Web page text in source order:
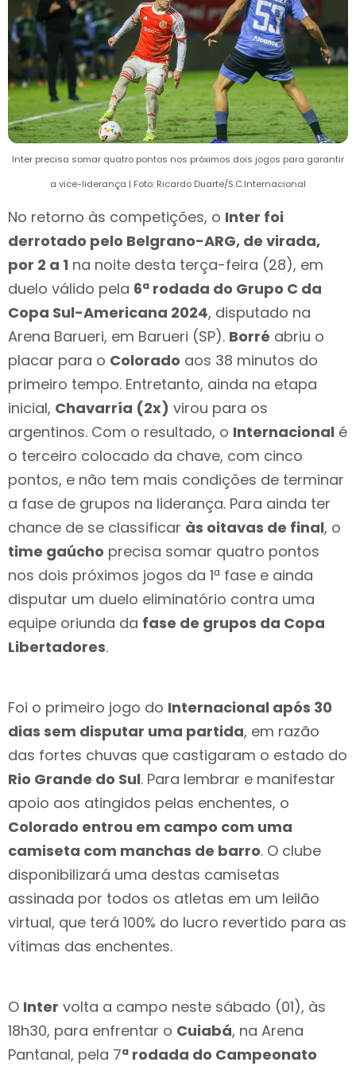
Inter precisa somar quatro pontos nos próximos dois jogos para garantir
a vice-liderança | Foto: Ricardo Duarte/S.C.Internacional
No retorno às competições, o Inter foi
derrotado pelo Belgrano-ARG, de virada,
por 2 a 1 na noite desta terça-feira (28), em
duelo válido pela 6ª rodada do Grupo C da
Copa Sul-Americana 2024, disputado na
Arena Barueri, em Barueri (SP). Borré abriu o
placar para o Colorado aos 38 minutos do
primeiro tempo. Entretanto, ainda na etapa
inicial, Chavarría (2x) virou para os
argentinos. Com o resultado, o Internacional é
o terceiro colocado da chave, com cinco
pontos, e não tem mais condições de terminar
a fase de grupos na liderança. Para ainda ter
chance de se classificar às oitavas de final, o
time gaúcho precisa somar quatro pontos
nos dois próximos jogos da 1ª fase e ainda
disputar um duelo eliminatório contra uma
equipe oriunda da fase de grupos da Copa
Libertadores.
Foi o primeiro jogo do Internacional após 30
dias sem disputar uma partida, em razão
das fortes chuvas que castigaram o estado do
Rio Grande do Sul. Para lembrar e manifestar
apoio aos atingidos pelas enchentes, o
Colorado entrou em campo com uma
camiseta com manchas de barro. O clube
disponibilizará uma destas camisetas
assinada por todos os atletas em um leilão
virtual, que terá 100% do lucro revertido para as
vítimas das enchentes.
O Inter volta a campo neste sábado (01), às
18h30, para enfrentar o Cuiabá, na Arena
Pantanal, pela 7ª rodada do Campeonato